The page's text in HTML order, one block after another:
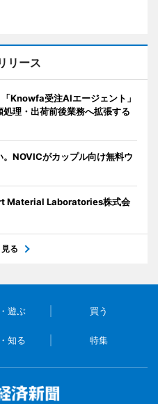
リース
Knowfa受注AIエージェント」
理・出荷前後業務へ拡張する
NOVICがカップル向け無料ウ
Material Laboratories株式会
る
遊ぶ 買う
知る 特集